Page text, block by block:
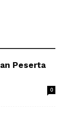
Peserta
0